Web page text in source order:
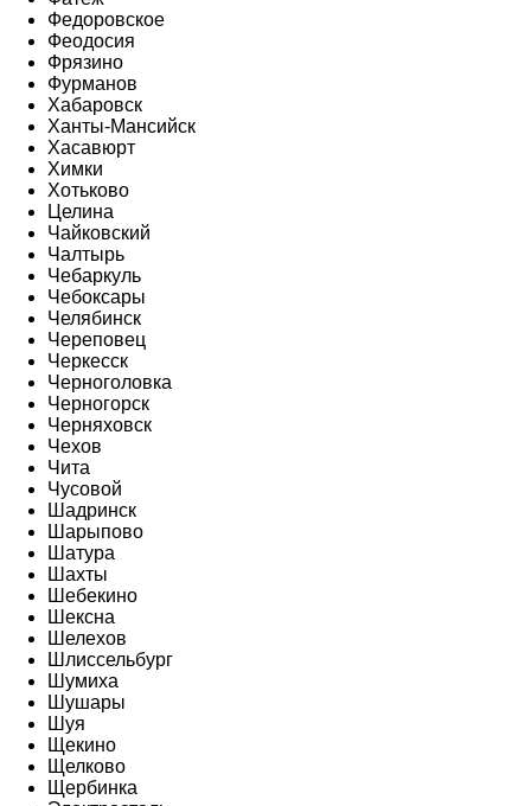
Федоровское
Феодосия
Фрязино
Фурманов
Хабаровск
Ханты-Мансийск
Хасавюрт
Химки
Хотьково
Целина
Чайковский
Чалтырь
Чебаркуль
Чебоксары
Челябинск
Череповец
Черкесск
Черноголовка
Черногорск
Черняховск
Чехов
Чита
Чусовой
Шадринск
Шарыпово
Шатура
Шахты
Шебекино
Шексна
Шелехов
Шлиссельбург
Шумиха
Шушары
Шуя
Щекино
Щелково
Щербинка